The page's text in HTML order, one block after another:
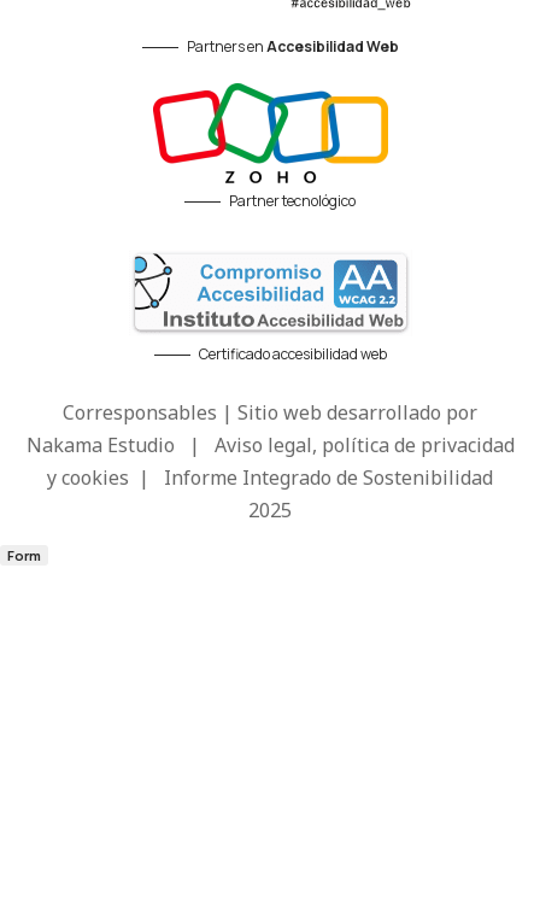
Partners enAccesibilidad Web
Partner tecnológico
Certificado accesibilidad web
Corresponsables | Sitio web desarrollado por
Nakama Estudio | Aviso legal, política de privacidad
y cookies | Informe Integrado de Sostenibilidad
2025
Form